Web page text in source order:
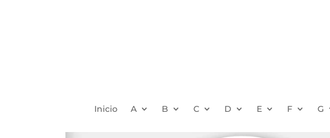
Inicio A B C D E F G